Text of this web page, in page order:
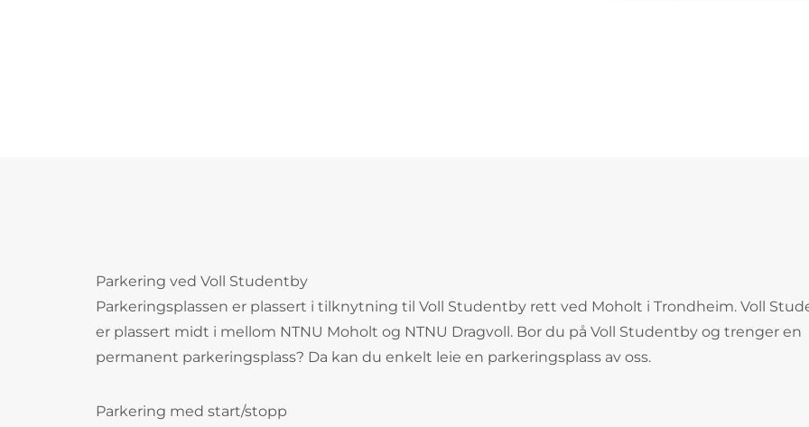
Parkering ved Voll Studentby
Parkeringsplassen er plassert i tilknytning til Voll Studentby rett ved Moholt i Trondheim. Voll
er plassert midt i mellom NTNU Moholt og NTNU Dragvoll. Bor du på Voll Studentby og trenger en
permanent parkeringsplass? Da kan du enkelt leie en parkeringsplass av oss.
Parkering med start/stopp